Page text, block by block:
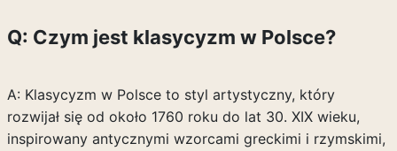
Q: Czym jest klasycyzm w Polsce?
A: Klasycyzm w Polsce to styl artystyczny, który
rozwijał się od około 1760 roku do lat 30. XIX wieku,
inspirowany antycznymi wzorcami greckimi i rzymskimi,